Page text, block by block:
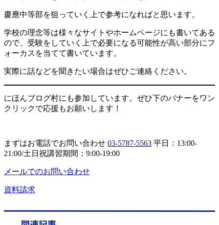
慶應中等部を狙っていく上で参考になればと思います。
学校の理念等は様々なサイトやホームページにも書いてある
ので、受験をしていく上で必要になる可能性が高い部分にフ
ォーカスを当てて書いています。
実際に話などを聞きたい場合はぜひご連絡ください。
にほんブログ村にも参加しています。ぜひ下のバナーをワン
クリックで応援もお願いします！
まずはお電話でお問い合わせ 03-5787-5563 平日：13:00-
21:00/土日祝講習期間：9:00-19:00
メールでのお問い合わせ
資料請求